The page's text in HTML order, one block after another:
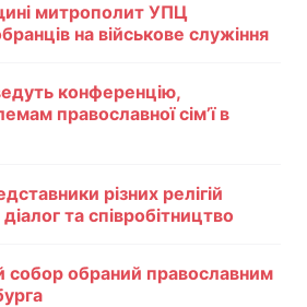
митрополит УПЦ
на військове служіння
конференцію,
православної сім’ї в
різних релігій
та співробітництво
собор обраний православним